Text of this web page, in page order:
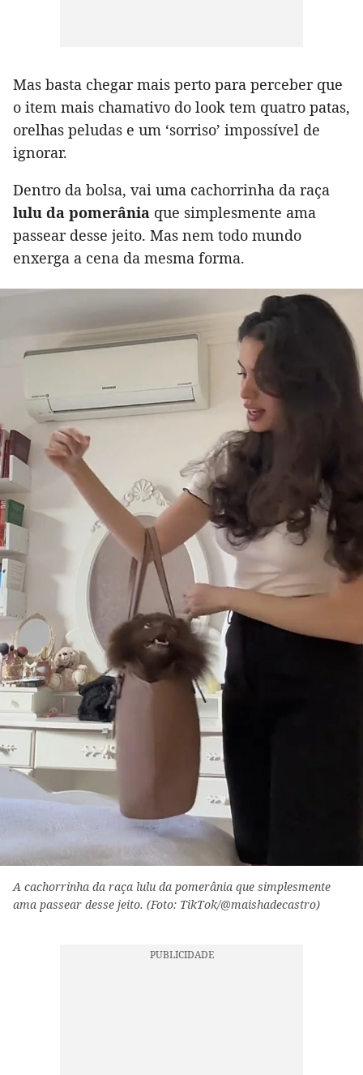
Mas basta chegar mais perto para perceber que
o item mais chamativo do look tem quatro patas,
orelhas peludas e um ‘sorriso’ impossível de
ignorar.
Dentro da bolsa, vai uma cachorrinha da raça
lulu da pomerânia que simplesmente ama
passear desse jeito. Mas nem todo mundo
enxerga a cena da mesma forma.
A cachorrinha da raça lulu da pomerânia que simplesmente
ama passear desse jeito. (Foto: TikTok/@maishadecastro)